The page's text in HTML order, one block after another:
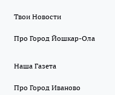
Твои Новости
Про Город Йошкар-Ола
Наша Газета
Про Город Иваново